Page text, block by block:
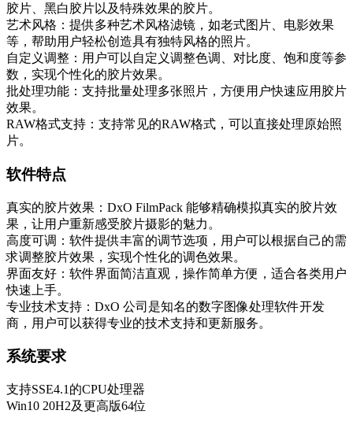
胶片、黑白胶片以及特殊效果的胶片。
艺术风格：提供多种艺术风格滤镜，如老式图片、电影效果
等，帮助用户轻松创造具有独特风格的照片。
自定义调整：用户可以自定义调整色调、对比度、饱和度等参
数，实现个性化的胶片效果。
批处理功能：支持批量处理多张照片，方便用户快速应用胶片
效果。
RAW格式支持：支持常见的RAW格式，可以直接处理原始照
片。
软件特点
真实的胶片效果：DxO FilmPack 能够精确模拟真实的胶片效
果，让用户重新感受胶片摄影的魅力。
高度可调：软件提供丰富的调节选项，用户可以根据自己的需
求调整胶片效果，实现个性化的调色效果。
界面友好：软件界面简洁直观，操作简单方便，适合各类用户
快速上手。
专业技术支持：DxO 公司是知名的数字图像处理软件开发
商，用户可以获得专业的技术支持和更新服务。
系统要求
支持SSE4.1的CPU处理器
Win10 20H2及更高版64位